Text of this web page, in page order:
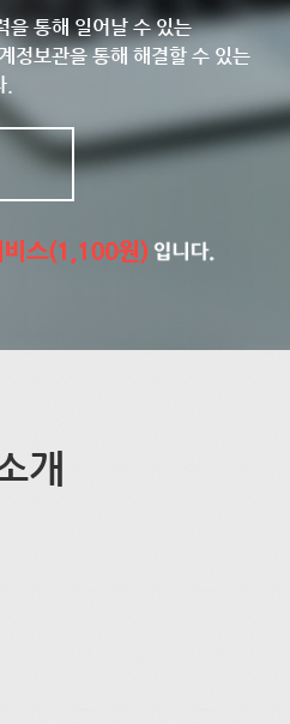
을 통해 일어날 수 있는
정보관을 통해 해결할 수 있는
개